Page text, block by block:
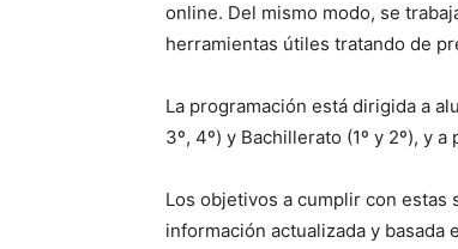
online. Del mismo modo, se
herramientas útiles tratando de
La programación está dirigida a
3º, 4º) y Bachillerato (1º y 2º), y
Los objetivos a cumplir con
información actualizada y